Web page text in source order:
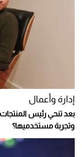
إدارة وأعمال
وتجربة مستخدميها؟